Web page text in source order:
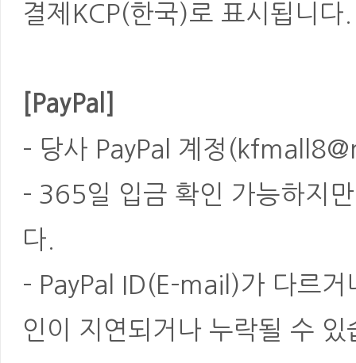
결제KCP(한국)로 표시됩니다.
[PayPal]
- 당사 PayPal 계정
- 365일 입금 확인 가능하지
다.
- PayPal ID(E-mail)가 다르
인이 지연되거나 누락될 수 있